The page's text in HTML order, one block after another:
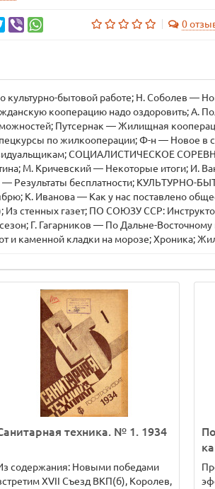
0
бытовой работе; Н. Соболев —
кооперацию надо оздоровить; А.
Путсернак — Жилищная
по жилкооперации; Ф-н — Новое в
СОЦИАЛИСТИЧЕСКОЕ
М. Кричевский — Некоторые итоги; И.
— Результаты бесплатности;
К. Иванова — Как у нас поставлено
стенных газет; ПО СОЮЗУ ССР:
Г. Гагарников — По Дальне-
и каменной кладки на морозе; Хроника;
техника. № 1. 1934
содержания: Новыми победами
XVII Съезд ВКП(б), Королев,